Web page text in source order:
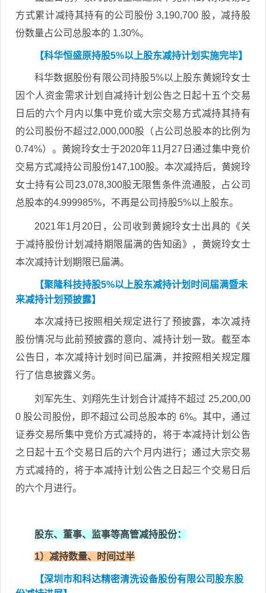
方式累计减持其持有的公司股份 3,190,700 股，减持股
份数量占公司总股本的 1.30%。
【科华恒盛原持股5%以上股东减持计划实施完毕】
科华数据股份有限公司持股5%以上股东黄婉玲女士
因个人资金需求计划自减持计划公告之日起十五个交易
日后的六个月内以集中竞价或大宗交易方式减持其持有
的公司股份不超过2,000,000股（占公司总股本的比例为
0.74%）。黄婉玲女士于2020年11月27日通过集中竞价
交易方式减持公司股份147,100股。本次减持后，黄婉玲
女士持有公司23,078,300股无限售条件流通股，占公司
总股本的4.999985%，不再是公司持股5%以上股东。
2021年1月20日，公司收到黄婉玲女士出具的《关
于减持股份计划减持期限届满的告知函》，黄婉玲女士
本次减持计划期限已届满。
【聚隆科技持股5%以上股东减持计划时间届满暨未
来减持计划预披露】
本次减持已按照相关规定进行了预披露，本次减持
股份情况与此前预披露的意向、减持计划一致。截至本
公告日，本次减持计划时间已届满，并按照相关规定履
行了信息披露义务。
刘军先生、刘翔先生计划合计减持不超过 25,200,00
0 股公司股份，即不超过公司总股本的 6%。其中，通过
证券交易所集中竞价方式减持的，将于本减持计划公告
之日起十五个交易日后的六个月内进行；通过大宗交易
方式减持的，将于本减持计划公告之日起三个交易日后
的六个月进行。
股东、 董事、监事等高管减持股份：
1）减持数量、时间过半
【深圳市和科达精密清洗设备股份有限公司股东股